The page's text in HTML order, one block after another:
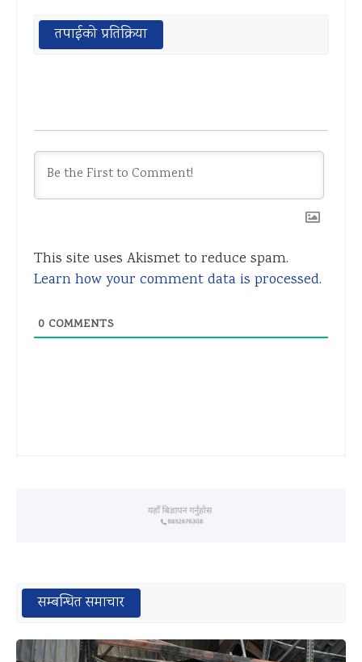
तपाईको प्रतिक्रिया
This site uses Akismet to reduce spam.
Learn how your comment data is processed.
0 COMMENTS
सम्बन्धित समाचार